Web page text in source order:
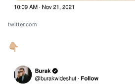
twitter.com
👇🏼